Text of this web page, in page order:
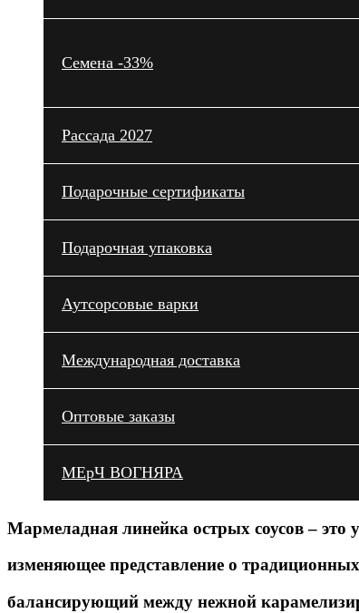
Семена -33%
Рассада 2027
Подарочные сертификаты
Подарочная упаковка
Аутсорсовые варки
Международная доставка
Оптовые заказы
МЕрЧ ВОГНЯРА
Мармеладная линейка острых соусов – это
изменяющее представление о
балансирующий между нежной